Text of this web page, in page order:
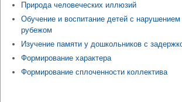
Природа человеческих иллюзий
Обучение и воспитание детей с
рубежом
Изучение памяти у дошкольников с
Формирование характера
Формирование сплоченности коллектива